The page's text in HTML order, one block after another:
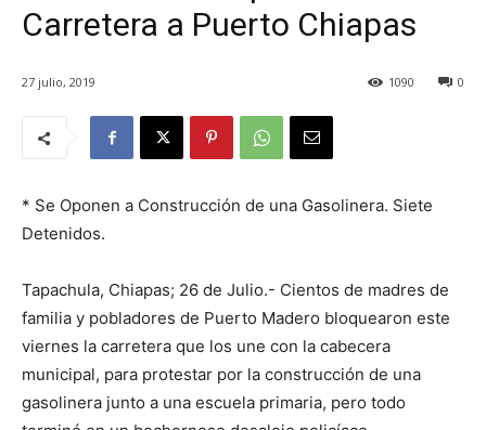
Carretera a Puerto Chiapas
27 julio, 2019 0
1090
* Se Oponen a Construcción de una Gasolinera. Siete
Detenidos.
Tapachula, Chiapas; 26 de Julio.- Cientos de madres de
familia y pobladores de Puerto Madero bloquearon este
viernes la carretera que los une con la cabecera
municipal, para protestar por la construcción de una
gasolinera junto a una escuela primaria, pero todo